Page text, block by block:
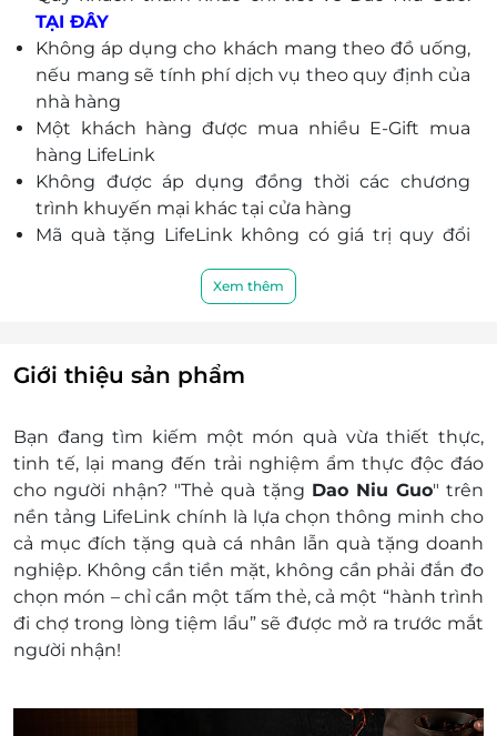
hương vị tự nhiên của thịt.
Chất lượng nguyên liệu và quy trình chế
biến cao cấp, đảm bảo trải nghiệm ẩm thực
xứng đáng.
Dịch vụ tận tâm, mang đến sự hài lòng từ lần
đầu tiên đến từng chi tiết nhỏ.
Đặt thẻ quà tặng tiện lợi qua LifeLink, nhanh
chóng và an toàn.
Món quà ý nghĩa cho người thân, bạn bè, đồng
nghiệp hoặc đối tác.
TẠI ĐÂY
Không áp dụng cho khách mang theo đồ uống,
nếu mang sẽ tính phí dịch vụ theo quy định của
nhà hàng
Một khách hàng được mua nhiều E-Gift mua
hàng LifeLink
Không được áp dụng đồng thời các chương
trình khuyến mại khác tại cửa hàng
Mã quà tặng LifeLink không có giá trị quy đổi
được yêu cầu xuất hóa đơn tài chính cho phần
mã thẻ quà tặng sau khi đặt mua. LifeLink sẽ
không chịu trách nhiệm hoàn trả các mã thẻ bị
do gì
LifeLink sẽ không chịu trách nhiệm đối với chất
lượng sản phẩm hoặc dịch vụ được cung cấp
cũng như đối với các tranh chấp về sau giữa
khách hàng và nhà cung cấp
LifeLink có quyền sửa chữa hoặc thay đổi điều
khoản và điều kiện sử dụng mà không thông
báo trước
Xem thêm
Giới thiệu sản phẩm
Bạn đang tìm kiếm một món quà vừa thiết thực,
tinh tế, lại mang đến trải nghiệm ẩm thực độc đáo
cho người nhận? "Thẻ quà tặng Dao Niu Guo" trên
nền tảng LifeLink chính là lựa chọn thông minh cho
cả mục đích tặng quà cá nhân lẫn quà tặng doanh
nghiệp. Không cần tiền mặt, không cần phải đắn đo
chọn món – chỉ cần một tấm thẻ, cả một “hành trình
đi chợ trong lòng tiệm lẩu” sẽ được mở ra trước mắt
người nhận!